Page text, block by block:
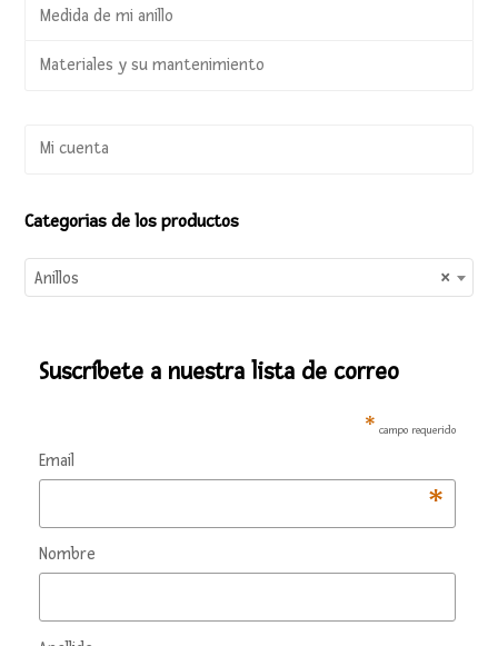
Medida de mi anillo
Materiales y su mantenimiento
Mi cuenta
Categorias de los productos
×
Anillos
Suscríbete a nuestra lista de correo
* campo requerido
Email
*
Nombre